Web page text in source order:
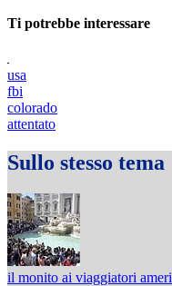
Ti potrebbe interessare
usa
fbi
colorado
attentato
Sullo stesso tema
il monito ai viaggiatori